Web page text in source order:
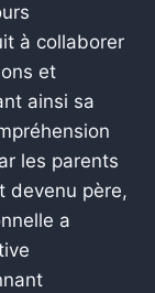
à collaborer
et
ainsi sa
les parents
devenu père,
a